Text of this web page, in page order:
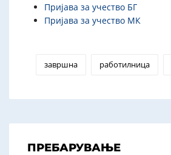
Пријава за учество БГ
Пријава за учество МК
завршна работилница
ПРЕБАРУВАЊЕ